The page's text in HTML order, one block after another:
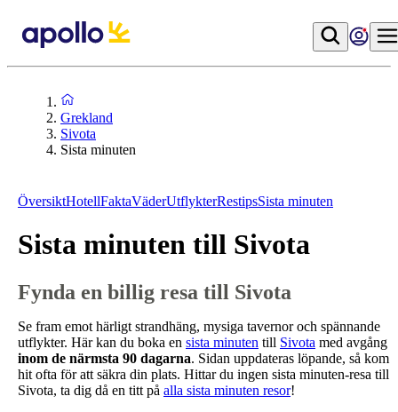
Grekland
Sivota
Sista minuten
ÖversiktHotellFaktaVäderUtflykterRestipsSista minuten
Sista minuten till Sivota
Fynda en billig resa till Sivota
Se fram emot härligt strandhäng, mysiga tavernor och spännande
utflykter. Här kan du boka en sista minuten till Sivota med avgång
inom de närmsta 90 dagarna. Sidan uppdateras löpande, så kom
hit ofta för att säkra din plats. Hittar du ingen sista minuten-resa till
Sivota, ta dig då en titt på alla sista minuten resor!